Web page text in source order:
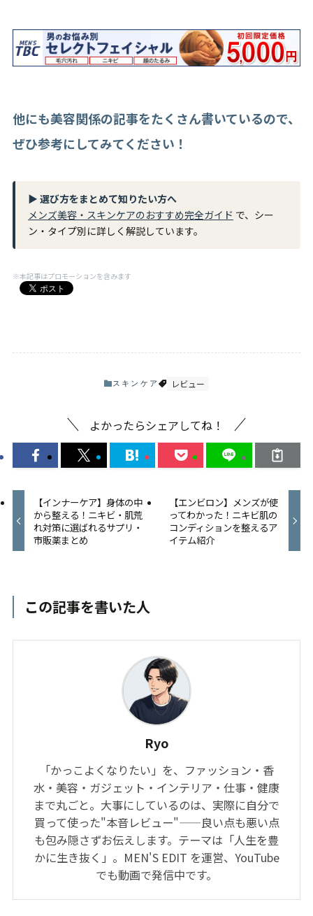
他にも美容関係の記事をたくさん書いているので、
ぜひ参考にしてみてください！
▶ 選び方をまとめて知りたい方へ
メンズ美容・スキンケアのおすすめ完全ガイド で、シー
ン・タイプ別に詳しく解説しています。
※本記事はプロモーションを含みます
スキンケア レビュー
よかったらシェアしてね！
【インナーケア】身体の中
から整える！ニキビ・肌荒
れ対策に選ばれるサプリ・
市販薬まとめ
【エンビロン】メンズが使
ってわかった！ニキビ肌の
コンディションを整えるア
イテム紹介
この記事を書いた人
Ryo
「かっこよくなりたい」を、ファッション・香
水・美容・ガジェット・インテリア・仕事・健康
まで丸ごと。大事にしているのは、実際に自分で
買って使った"本音レビュー"——良い点も悪い点
も包み隠さずお伝えします。テーマは「人生を豊
かに生き抜く」。MEN'S EDIT を運営、YouTube
でも動画で発信中です。